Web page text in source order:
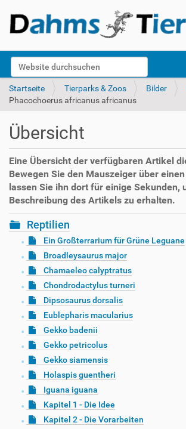
Website durchsuchen
k
Startseite Tierparks & Zoos Bilder
Phacochoerus africanus africanus
Übersicht
Eine Übersicht der verfügbaren Artikel
Bewegen Sie den Mauszeiger über
lassen Sie ihn dort für einige Sekunden,
Beschreibung des Artikels zu erhalten.
Reptilien
Ein Großterrarium für Grüne Leguane
Broadleysaurus major
Chamaeleo calyptratus
Chondrodactylus turneri
Dipsosaurus dorsalis
Eublepharis macularius
Gekko badenii
Gekko petricolus
Gekko siamensis
Holaspis guentheri
Iguana iguana
Kapitel 1 - Die Idee
Kapitel 2 - Die Vorarbeiten